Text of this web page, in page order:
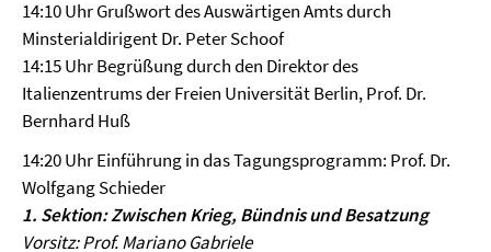
14:10 Uhr Grußwort des Auswärtigen Amts durch
Minsterialdirigent Dr. Peter Schoof
14:15 Uhr Begrüßung durch den Direktor des
Italienzentrums der Freien Universität Berlin, Prof. Dr.
Bernhard Huß
14:20 Uhr Einführung in das Tagungsprogramm: Prof. Dr.
Wolfgang Schieder
1. Sektion: Zwischen Krieg, Bündnis und Besatzung
Vorsitz: Prof. Mariano Gabriele